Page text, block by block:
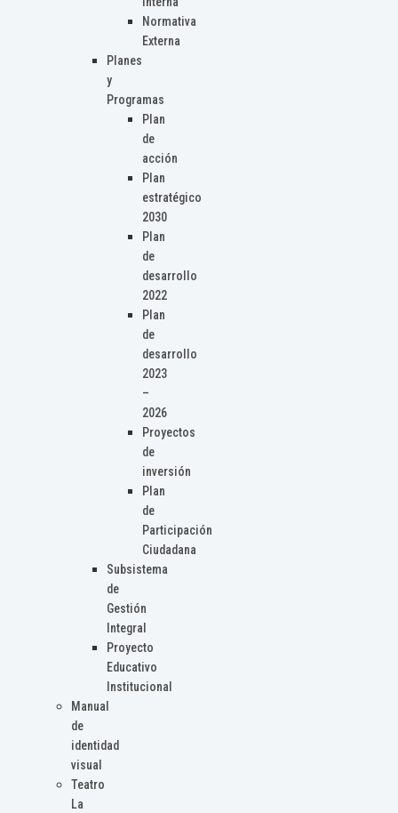
Normativa
Externa
Planes
y
Programas
Plan
de
acción
Plan
estratégico
2030
Plan
de
desarrollo
2022
Plan
de
desarrollo
2023
–
2026
Proyectos
de
inversión
Plan
de
Participación
Ciudadana
Subsistema
de
Gestión
Integral
Proyecto
Educativo
Institucional
Manual
de
identidad
visual
Teatro
La